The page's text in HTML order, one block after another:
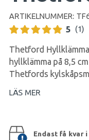
ARTIKELNUMMER:
5 (1)
Thetford
hyllklämma på 8,5
Thetfords
LÄS MER
Endast få kvar